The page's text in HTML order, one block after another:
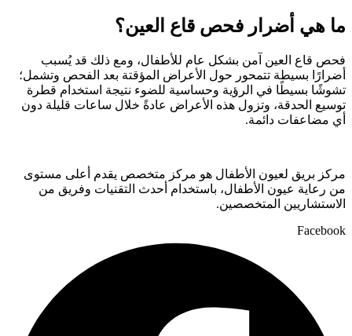
ما هي أضرار فحص قاع العين؟
فحص قاع العين آمن بشكل عام للأطفال، ومع ذلك قد يُسبب
أضرارًا بسيطة تتمحور حول الأعراض المؤقتة بعد الفحص وتشمل؛
تشوشًا بسيطًا في الرؤية وحساسية للضوء نتيجة استخدام قطرة
توسيع الحدقة، وتزول هذه الأعراض عادةً خلال ساعات قليلة دون
أي مضاعفات دائمة.
مركز بريق لعيون الأطفال هو مركز متخصص يقدم أعلى مستوى
من رعاية عيون الأطفال، باستخدام أحدث التقنيات وفريق من
الاستشاريين المتخصصين.
Facebook